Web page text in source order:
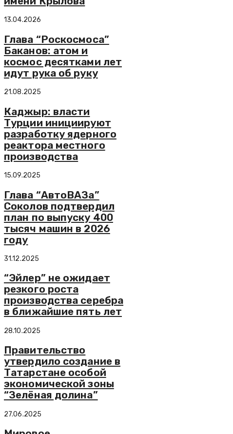
13.04.2026
Глава “Роскосмоса”
Баканов: атом и
космос десятками лет
идут рука об руку
21.08.2025
Каджыр: власти
Турции инициируют
разработку ядерного
реактора местного
производства
15.09.2025
Глава “АвтоВАЗа”
Соколов подтвердил
план по выпуску 400
тысяч машин в 2026
году
31.12.2025
“Эйлер” не ожидает
резкого роста
производства серебра
в ближайшие пять лет
28.10.2025
Правительство
утвердило создание в
Татарстане особой
экономической зоны
“Зелёная долина”
27.06.2025